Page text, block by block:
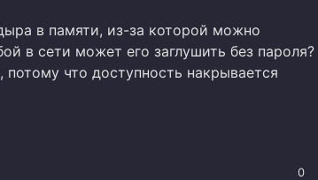
в памяти, из-за которой можно
в сети может его заглушить без пароля?
что доступность накрывается
0